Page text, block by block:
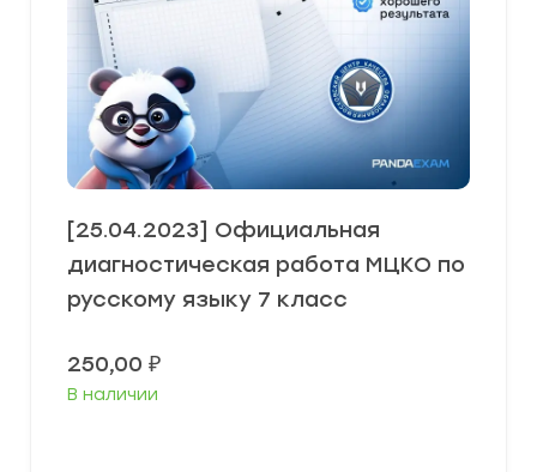
[25.04.2023] Официальная
диагностическая работа МЦКО по
русскому языку 7 класс
250,00 ₽
В наличии